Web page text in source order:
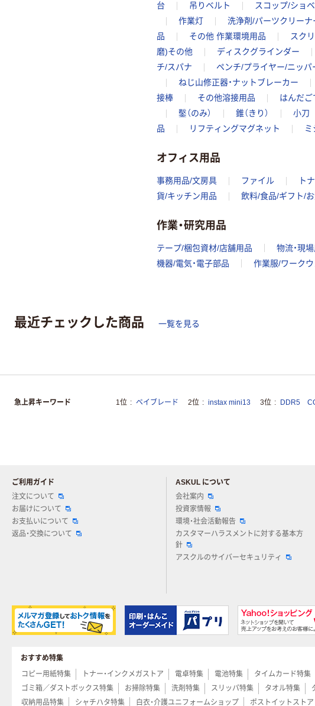
台
吊りベルト スコップ/ショ
作業灯
洗浄剤/パーツクリーナ
品
その他 作業環境用品 スク
磨)その他
ディスクグラインダー
チ/スパナ
ペンチ/プライヤー/ニッパ
ねじ山修正器・ナットブレーカー
接棒
その他溶接用品 はんだご
鑿（のみ）
錐（きり） 小刀
品
リフティングマグネット ミ
オフィス用品
事務用品/文房具 ファイル ト
貨/キッチン用品
飲料/食品/ギフト/
作業・研究用品
テープ/梱包資材/店舗用品 物流・現
機器/電気・電子部品
作業服/ワーク
最近チェックした商品 一覧を見る
急上昇キーワード 1位 ベイブレード 2位 instax mini13 3位 DDR5
ご利用ガイド
注文について
お届けについて
お支払いについて
返品・交換について
ASKUL について
会社案内
投資家情報
環境・社会活動報告
カスタマーハラスメントに対する基本方
針
アスクルのサイバーセキュリティ
おすすめ特集
コピー用紙特集
トナー・インクメガストア 電卓特集 電池特集 タイムカード特集
ゴミ箱／ダストボックス特集
お掃除特集 洗剤特集 スリッパ特集 タオル特集
収納用品特集
シャチハタ特集 白衣・介護ユニフォームショップ ポストイットストア